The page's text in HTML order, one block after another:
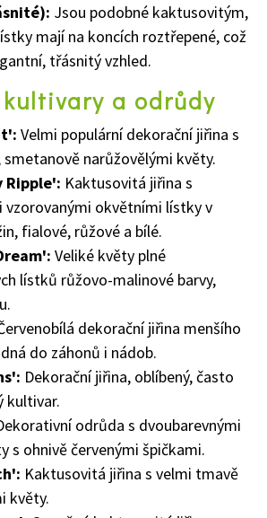
Jsou podobné kaktusovitým,
mají na koncích roztřepené, což
třásnitý vzhled.
a odrůdy
Velmi populární dekorační jiřina s
narůžovělými květy.
Ripple': Kaktusovitá jiřina s
vzorovanými okvětními lístky v
fialové, růžové a bílé.
Veliké květy plné
lístků růžovo-malinové barvy,
dekorační jiřina menšího
do záhonů i nádob.
Dekorační jiřina, oblíbený, často
kultivar.
odrůda s dvoubarevnými
s ohnivě červenými špičkami.
Kaktusovitá jiřina s velmi tmavě
květy.